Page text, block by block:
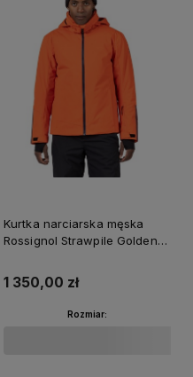
Kurtka narciarska męska
Rossignol Strawpile Golden
1 350,00 zł
Rozmiar: